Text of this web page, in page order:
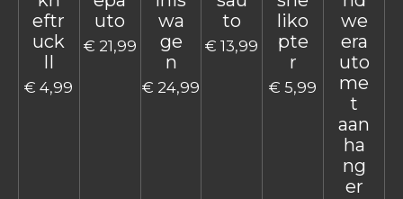
eftr
uck
€ 4,99
uto
€ 21,99
wa
ge
n
€ 24,99
to
€ 13,99
liko
pte
r
€ 5,99
we
era
uto
me
t
aan
ha
ng
er